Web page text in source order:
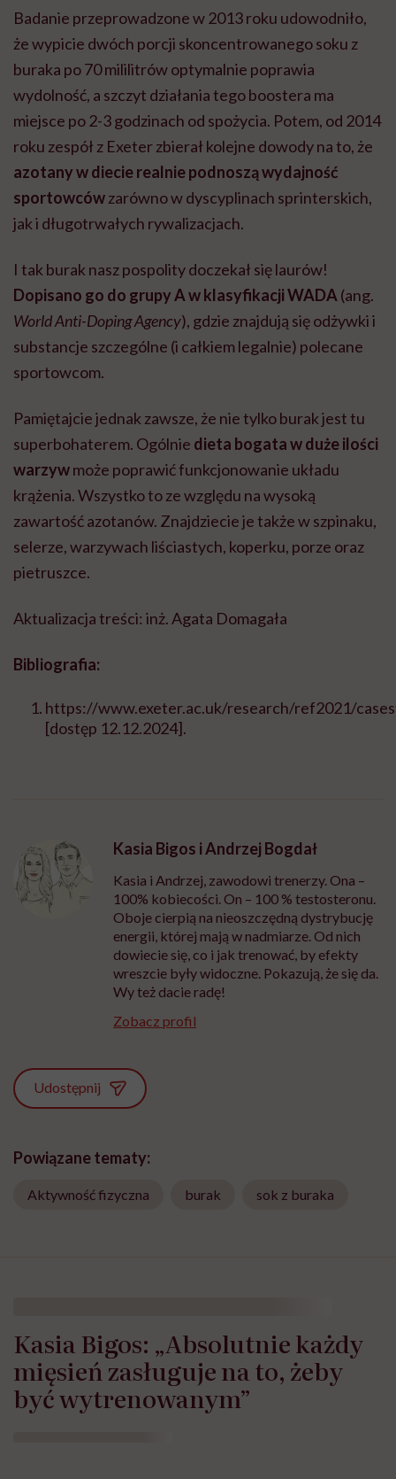
Badanie przeprowadzone w 2013 roku udowodniło,
że wypicie dwóch porcji skoncentrowanego soku z
buraka po 70 mililitrów optymalnie poprawia
wydolność, a szczyt działania tego boostera ma
miejsce po 2-3 godzinach od spożycia. Potem, od 2014
roku zespół z Exeter zbierał kolejne dowody na to, że
azotany w diecie realnie podnoszą wydajność
sportowcówzarówno w dyscyplinach sprinterskich,
jak i długotrwałych rywalizacjach.
I tak burak nasz pospolity doczekał się laurów!
Dopisano go do grupy A w klasyfikacji WADA (ang.
World Anti-Doping Agency), gdzie znajdują się odżywki i
substancje szczególne (i całkiem legalnie) polecane
sportowcom.
Pamiętajcie jednak zawsze, że nie tylko burak jest tu
superbohaterem. Ogólnie dieta bogata w duże ilości
warzywmoże poprawić funkcjonowanie układu
krążenia. Wszystko to ze względu na wysoką
zawartość azotanów. Znajdziecie je także w szpinaku,
selerze, warzywach liściastych, koperku, porze oraz
pietruszce.
Aktualizacja treści: inż. Agata Domagała
Bibliografia:
https://www.exeter.ac.uk/research/ref2021/
[dostęp 12.12.2024].
Kasia Bigos i Andrzej Bogdał
Kasia i Andrzej, zawodowi trenerzy. Ona –
100% kobiecości. On – 100 % testosteronu.
Oboje cierpią na nieoszczędną dystrybucję
energii, której mają w nadmiarze. Od nich
dowiecie się, co i jak trenować, by efekty
wreszcie były widoczne. Pokazują, że się da.
Wy też dacie radę!
Zobacz profil
Udostępnij
Powiązane tematy:
Aktywność fizyczna burak sok z buraka
Kasia Bigos: „Absolutnie każdy
mięsień zasługuje na to, żeby
być wytrenowanym”